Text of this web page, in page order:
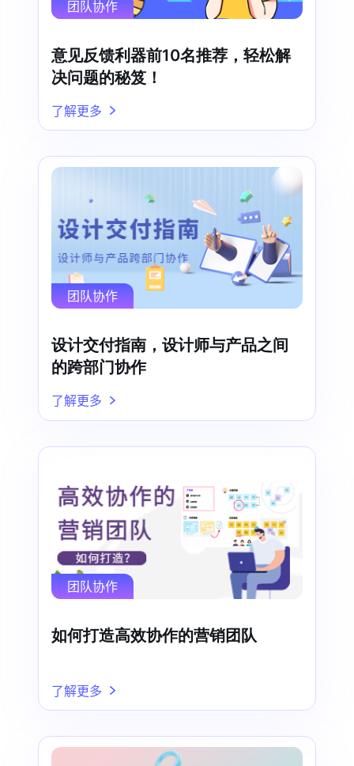
团队协作
意见反馈利器前10名推荐，轻松解
决问题的秘笈！
了解更多
团队协作
设计交付指南，设计师与产品之间
的跨部门协作
了解更多
团队协作
如何打造高效协作的营销团队
了解更多